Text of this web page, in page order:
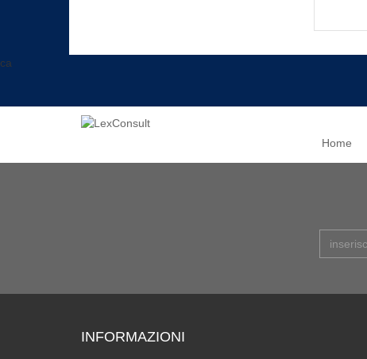
ca
Home
INFORMAZIONI